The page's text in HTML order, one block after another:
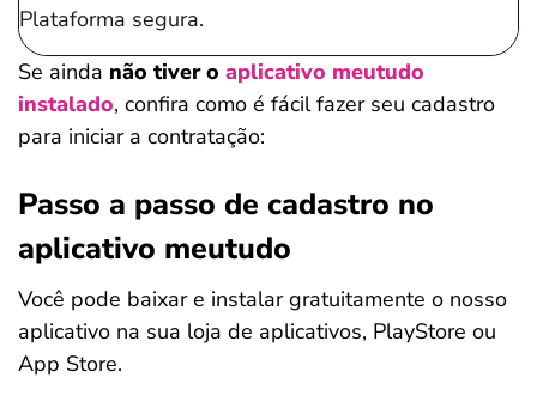
Plataforma segura.
Se ainda não tiver o aplicativo meutudo
instalado, confira como é fácil fazer seu cadastro
para iniciar a contratação:
Passo a passo de cadastro no
aplicativo meutudo
Você pode baixar e instalar gratuitamente o nosso
aplicativo na sua loja de aplicativos, PlayStore ou
App Store.